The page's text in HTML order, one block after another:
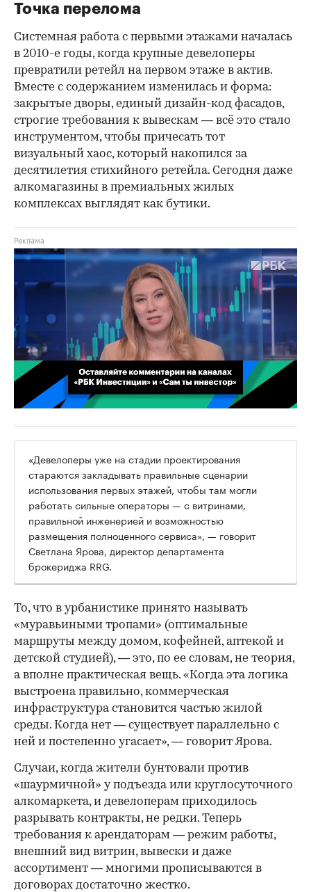
Точка перелома
Системная работа с первыми этажами началась
в 2010-е годы, когда крупные девелоперы
превратили ретейл на первом этаже в актив.
Вместе с содержанием изменилась и форма:
закрытые дворы, единый дизайн-код фасадов,
строгие требования к вывескам — всё это стало
инструментом, чтобы причесать тот
визуальный хаос, который накопился за
десятилетия стихийного ретейла. Сегодня даже
алкомагазины в премиальных жилых
комплексах выглядят как бутики.
«Девелоперы уже на стадии проектирования
стараются закладывать правильные сценарии
использования первых этажей, чтобы там могли
работать сильные операторы — с витринами,
правильной инженерией и возможностью
размещения полноценного сервиса», — говорит
Светлана Ярова, директор департамента
брокериджа RRG.
То, что в урбанистике принято называть
«муравьиными тропами» (оптимальные
маршруты между домом, кофейней, аптекой и
детской студией), — это, по ее словам, не теория,
а вполне практическая вещь. «Когда эта логика
выстроена правильно, коммерческая
инфраструктура становится частью жилой
среды. Когда нет — существует параллельно с
ней и постепенно угасает», — говорит Ярова.
Случаи, когда жители бунтовали против
«шаурмичной» у подъезда или круглосуточного
алкомаркета, и девелоперам приходилось
разрывать контракты, не редки. Теперь
требования к арендаторам — режим работы,
внешний вид витрин, вывески и даже
ассортимент — многими прописываются в
договорах достаточно жестко.